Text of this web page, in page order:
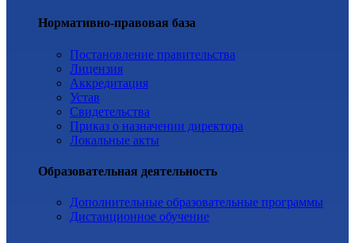
Нормативно-правовая база
Постановление правительства
Лицензия
Аккредитация
Устав
Свидетельства
Приказ о назначении директора
Локальные акты
Образовательная деятельность
Дополнительные образовательные программы
Дистанционное обучение